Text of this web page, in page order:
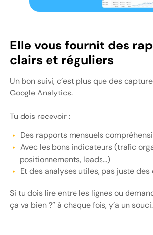
Elle vous fournit des
clairs et réguliers
Un bon suivi, c’est plus que des
Google Analytics.
Tu dois recevoir :
Des rapports mensuels
Avec les bons indicateurs (trafic
positionnements, leads…)
Et des analyses utiles, pas juste des
Si tu dois lire entre les lignes ou
ça va bien ?” à chaque fois, y’a un souci.